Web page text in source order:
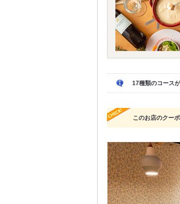
17種類のコース
このお店のクー